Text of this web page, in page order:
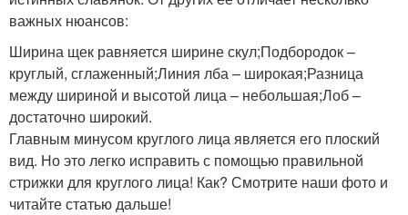
важных нюансов:
Ширина щек равняется ширине скул;Подбородок –
круглый, сглаженный;Линия лба – широкая;Разница
между шириной и высотой лица – небольшая;Лоб –
достаточно широкий.
Главным минусом круглого лица является его плоский
вид. Но это легко исправить с помощью правильной
стрижки для круглого лица! Как? Смотрите наши фото и
читайте статью дальше!